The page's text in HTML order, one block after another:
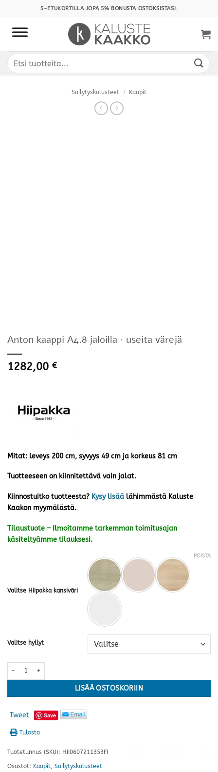
content
S-ETUKORTILLA JOPA 5% BONUSTA OSTOKSISTASI.
Etsi:
Säilytyskalusteet / Kaapit
Anton kaappi A4.8 jaloilla · useita värejä
1282,00 €
Mitat: leveys 200 cm, syvyys 49 cm ja korkeus 81 cm
Tuotteeseen on kiinnitettävä vain jalat.
Kiinnostuitko tuotteesta? Kysy lisää lähimmästä Kaluste
Kaakon myymälästä.
Tilaustuote – Ilmoitamme tarkemman toimitusajan
käsiteltyämme tilauksesi.
Valitse Hiipakka kansiväri
Valitse hyllyt
POISTA
Anton kaappi A4.8 jaloilla · useita värejä määrä
LISÄÄ OSTOSKORIIN
Tweet Save
Tulosta
Tuotetunnus (SKU): HII0607211353FI
Osastot: Kaapit Säilytyskalusteet